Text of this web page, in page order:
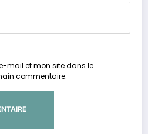
mail et mon site dans le
commentaire.